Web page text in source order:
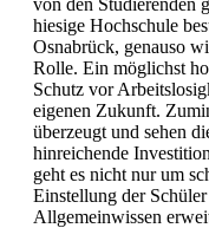
hiesige Hochschule
Osnabrück, genauso
Rolle. Ein möglichst
Schutz vor
eigenen Zukunft.
überzeugt und sehen
hinreichende
geht es nicht nur um
Einstellung der
Allgemeinwissen